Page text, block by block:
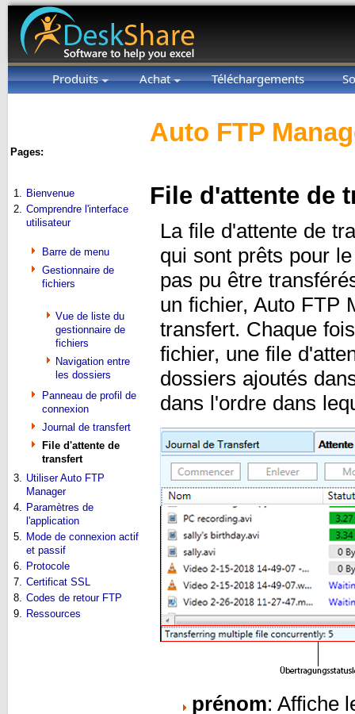
Produits Achat Téléchargements
Pages:
1.
Bienvenue
2. Comprendre l'interface
utilisateur
Barre de menu
Gestionnaire de
fichiers
Vue de liste du
gestionnaire de
fichiers
Navigation entre
les dossiers
Panneau de profil de
connexion
Journal de transfert
File d'attente de
transfert
3.
Utiliser Auto FTP
Manager
4.
Paramètres de
l'application
5.
Mode de connexion actif
et passif
6.
Protocole
7. Certificat SSL
8. Codes de retour FTP
9.
Ressources
Auto FTP
File d'attente de
La file d'attente de
qui sont prêts pour
pas pu être
un fichier, Auto FTP
transfert. Chaque
fichier, une file
dossiers ajoutés
dans l'ordre dans
prénom: Affiche